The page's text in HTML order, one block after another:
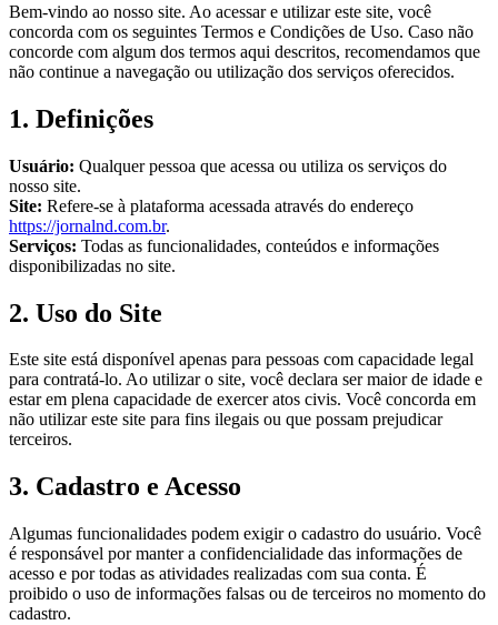
Bem-vindo ao nosso site. Ao acessar e utilizar este site, você
concorda com os seguintes Termos e Condições de Uso. Caso não
concorde com algum dos termos aqui descritos, recomendamos que
não continue a navegação ou utilização dos serviços oferecidos.
1. Definições
Usuário: Qualquer pessoa que acessa ou utiliza os serviços do
nosso site.
Site: Refere-se à plataforma acessada através do endereço
https://jornalnd.com.br.
Serviços: Todas as funcionalidades, conteúdos e informações
disponibilizadas no site.
2. Uso do Site
Este site está disponível apenas para pessoas com capacidade legal
para contratá-lo. Ao utilizar o site, você declara ser maior de idade e
estar em plena capacidade de exercer atos civis. Você concorda em
não utilizar este site para fins ilegais ou que possam prejudicar
terceiros.
3. Cadastro e Acesso
Algumas funcionalidades podem exigir o cadastro do usuário. Você
é responsável por manter a confidencialidade das informações de
acesso e por todas as atividades realizadas com sua conta. É
proibido o uso de informações falsas ou de terceiros no momento do
cadastro.